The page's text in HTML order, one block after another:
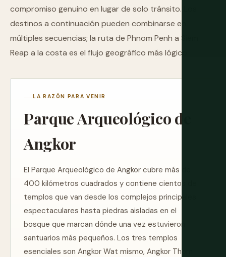
compromiso genuino en lugar de solo tránsito. Los
destinos a continuación pueden combinarse en
múltiples secuencias; la ruta de Phnom Penh a Siem
Reap a la costa es el flujo geográfico más lógico.
LA RAZÓN PARA VENIR
Parque Arqueológico de
Angkor
El Parque Arqueológico de Angkor cubre más de
400 kilómetros cuadrados y contiene cientos de
templos que van desde los complejos principales
espectaculares hasta piedras aisladas en el
bosque que marcan dónde una vez estuvieron
santuarios más pequeños. Los tres templos
esenciales son Angkor Wat mismo, Angkor Thom